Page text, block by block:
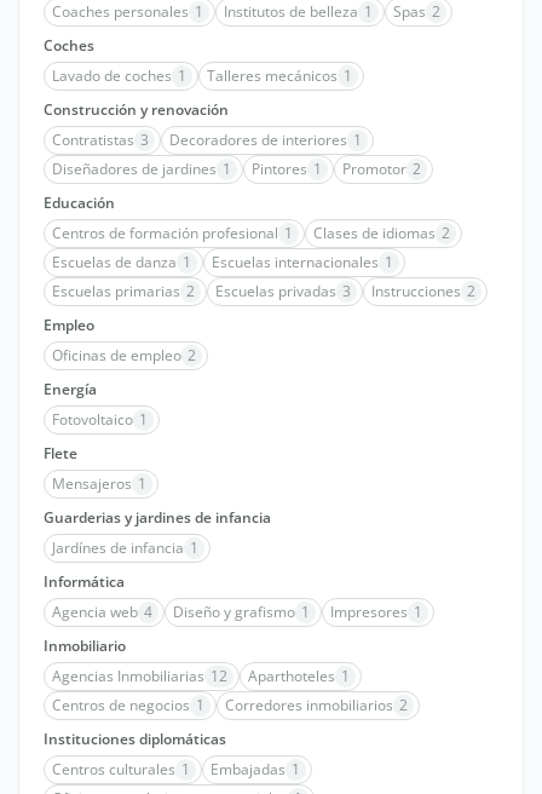
Coaches personales 1 Institutos de belleza 1 Spas 2
Coches
Lavado de coches 1 Talleres mecánicos 1
Construcción y renovación
Contratistas 3 Decoradores de interiores 1
Diseñadores de jardines 1 Pintores 1 Promotor 2
Educación
Centros de formación profesional 1 Clases de idiomas 2
Escuelas de danza 1 Escuelas internacionales 1
Escuelas primarias 2 Escuelas privadas 3 Instrucciones 2
Empleo
Oficinas de empleo 2
Energía
Fotovoltaico 1
Flete
Mensajeros 1
Guarderias y jardines de infancia
Jardínes de infancia 1
Informática
Agencia web 4 Diseño y grafismo 1 Impresores 1
Inmobiliario
Agencias Inmobiliarias 12 Aparthoteles 1
Centros de negocios 1 Corredores inmobiliarios 2
Instituciones diplomáticas
Centros culturales 1 Embajadas 1